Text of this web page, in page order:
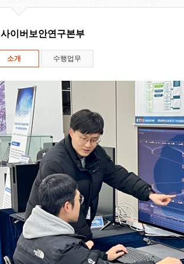
사이버보안연구본부
소개 수행업무